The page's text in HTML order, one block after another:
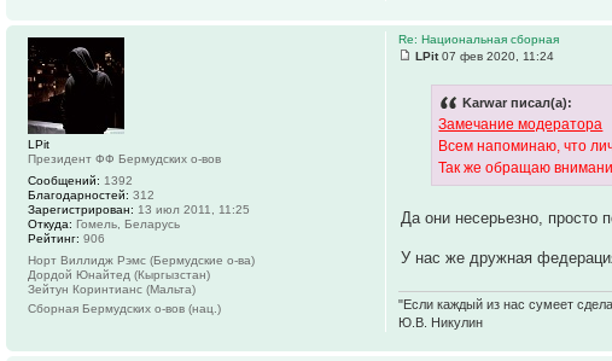
Re: Национальная сборная
LPit07 фев 2020, 11:24
Karwar писал(а):
Замечание модератора
Всем напоминаю, что
Так же обращаю
Да они несерьезно, просто
У нас же дружная
"Если каждый из нас сумеет
Ю.В. Никулин
LPit
Президент ФФ Бермудских о-вов
Сообщений: 1392
Благодарностей: 312
Зарегистрирован: 13 июл 2011, 11:25
Откуда: Гомель, Беларусь
Рейтинг: 906
Норт Виллидж Рэмс (Бермудские о-ва)
Дордой Юнайтед (Кыргызстан)
Зейтун Коринтианс (Мальта)
Сборная Бермудских о-вов (нац.)